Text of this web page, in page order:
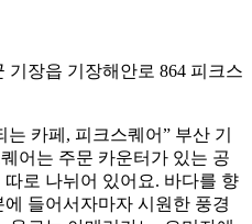
기장읍 기장해안로 864 피크스
카페, 피크스퀘어” 부산 기
어는 주문 카운터가 있는 공
로 나뉘어 있어요. 바다를 향
들어서자마자 시원한 풍경